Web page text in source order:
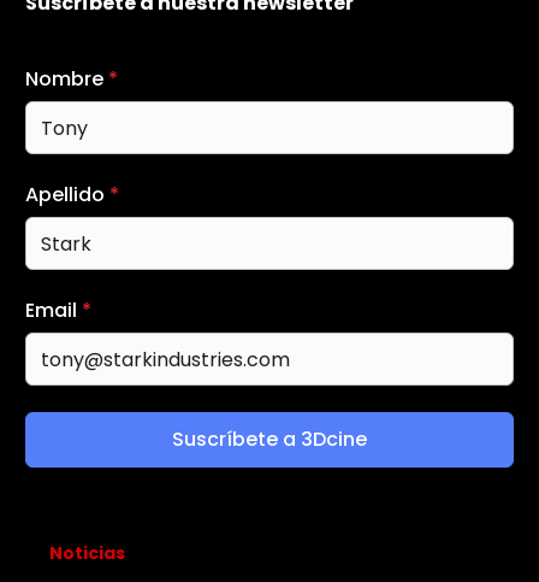
Nombre *
Apellido *
Email *
Suscríbete a 3Dcine
Noticias